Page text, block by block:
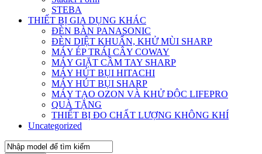
STEBA
THIẾT BỊ GIA DỤNG KHÁC
ĐÈN BÀN PANASONIC
ĐÈN DIỆT KHUẨN, KHỬ MÙI SHARP
MÁY ÉP TRÁI CÂY COWAY
MÁY GIẶT CẦM TAY SHARP
MÁY HÚT BỤI HITACHI
MÁY HÚT BỤI SHARP
MÁY TẠO OZON VÀ KHỬ ĐỘC LIFEPRO
QUÀ TẶNG
THIẾT BỊ ĐO CHẤT LƯỢNG KHÔNG KHÍ
Uncategorized